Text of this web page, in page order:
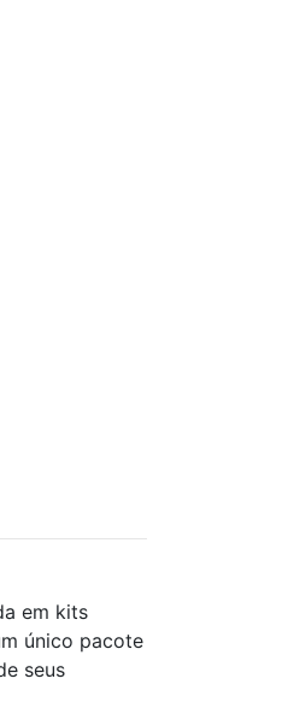
em kits
único pacote
seus